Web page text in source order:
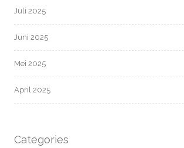
Juli 2025
Juni 2025
Mei 2025
April 2025
Categories